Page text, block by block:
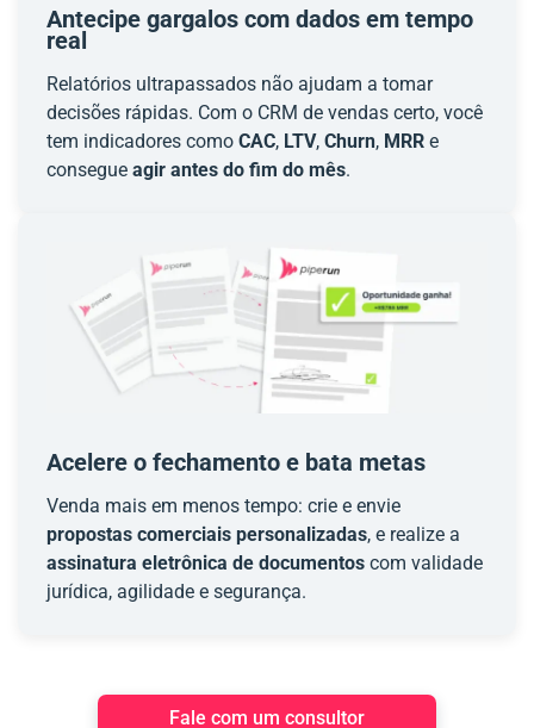
Antecipe gargalos com dados em tempo
real
Relatórios ultrapassados não ajudam a tomar
decisões rápidas. Com o CRM de vendas certo, você
tem indicadores como CAC, LTV, Churn, MRR e
consegue agir antes do fim do mês.
Acelere o fechamento e bata metas
Venda mais em menos tempo: crie e envie
propostas comerciais personalizadas, e realize a
assinatura eletrônica de documentos com validade
jurídica, agilidade e segurança.
Fale com um consultor